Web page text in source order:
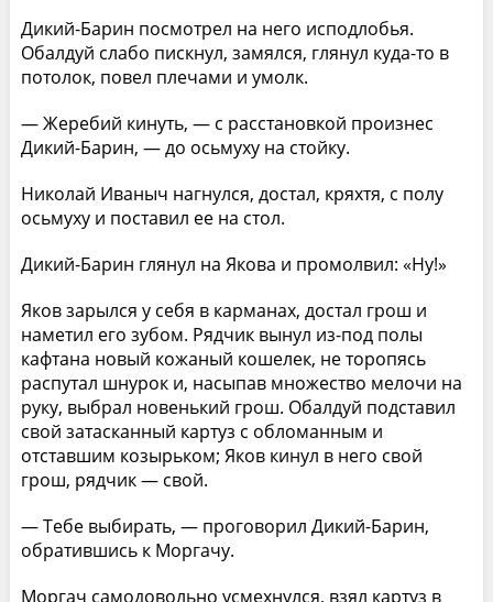
Дикий-Барин посмотрел на него исподлобья.
Обалдуй слабо пискнул, замялся, глянул куда-то в
потолок, повел плечами и умолк.
— Жеребий кинуть, — с расстановкой произнес
Дикий-Барин, — до осьмуху на стойку.
Николай Иваныч нагнулся, достал, кряхтя, с полу
осьмуху и поставил ее на стол.
Дикий-Барин глянул на Якова и промолвил: «Ну!»
Яков зарылся у себя в карманах, достал грош и
наметил его зубом. Рядчик вынул из-под полы
кафтана новый кожаный кошелек, не торопясь
распутал шнурок и, насыпав множество мелочи на
руку, выбрал новенький грош. Обалдуй подставил
свой затасканный картуз с обломанным и
отставшим козырьком; Яков кинул в него свой
грош, рядчик — свой.
— Тебе выбирать, — проговорил Дикий-Барин,
обратившись к Моргачу.
Моргач самодовольно усмехнулся, взял картуз в